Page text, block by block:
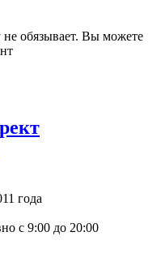
обязывает. Вы можете
года
с 9:00 до 20:00